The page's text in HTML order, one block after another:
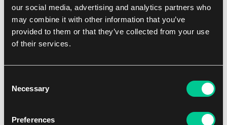
our social media, advertising and analytics partners who
may combine it with other information that you’ve
provided to them or that they’ve collected from your use
of their services.
Selection
Necessary
Preferences
"Díky, lidi!" křikne Chandra. "Jste skvělí!"
"Soustřeď se jen na vítězství, Nalaar!" ozve se výkřik v
Z dobrého důvodu. Možná
mají pravdu. Nechává se rozptylovat. Dotkne se špendlíku,